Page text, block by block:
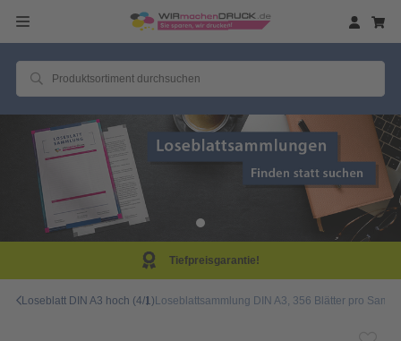
Loseblatt DIN A3 hoch (4/1)Loseblattsammlung DIN A3, 356 Blätter pro